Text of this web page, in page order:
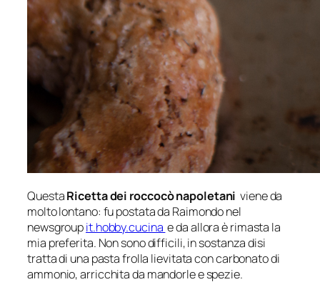
QuestaRicetta dei roccocò napoletani viene da
molto lontano: fu postata da Raimondo nel
newsgroupit.hobby.cucina e da allora è rimasta la
mia preferita. Non sono difficili, in sostanza disi
tratta di una pasta frolla lievitata con carbonato di
ammonio, arricchita da mandorle e spezie.